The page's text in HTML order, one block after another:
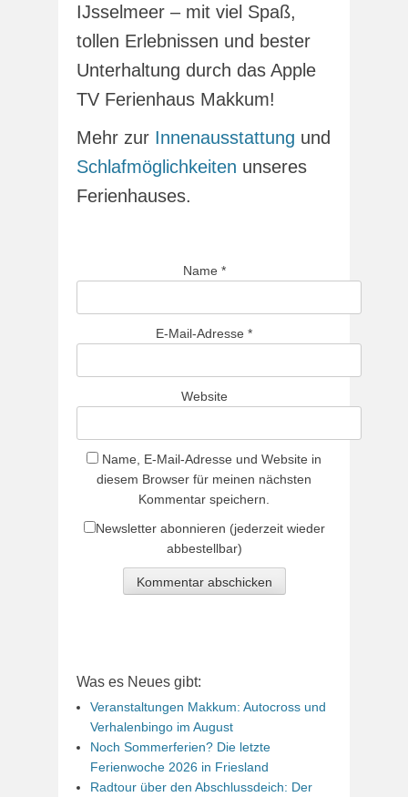
IJsselmeer – mit viel Spaß,
tollen Erlebnissen und bester
Unterhaltung durch das Apple
TV Ferienhaus Makkum!
Mehr zur Innenausstattung und
Schlafmöglichkeiten unseres
Ferienhauses.
Name *
E-Mail-Adresse *
Website
Name, E-Mail-Adresse und Website in
diesem Browser für meinen nächsten
Kommentar speichern.
Newsletter abonnieren (jederzeit wieder
abbestellbar)
Was es Neues gibt:
Veranstaltungen Makkum: Autocross und
Verhalenbingo im August
Noch Sommerferien? Die letzte
Ferienwoche 2026 in Friesland
Radtour über den Abschlussdeich: Der